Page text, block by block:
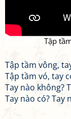
Tập
Tập tầm vông,
Tập tầm vó, tay
Tay nào không?
Tay nào có? Tay